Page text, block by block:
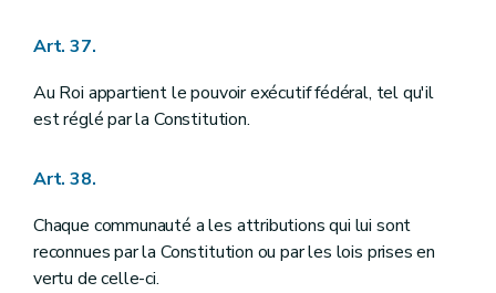
Art. 37.
Au Roi appartient le pouvoir exécutif fédéral, tel qu'il
est réglé par la Constitution.
Art. 38.
Chaque communauté a les attributions qui lui sont
reconnues par la Constitution ou par les lois prises en
vertu de celle-ci.